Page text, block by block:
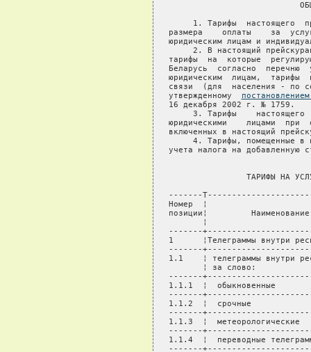
1. Тарифы  настоящего
размера    оплаты    за
юридическим лицам и
2. В настоящий
тарифы  на  которые
Беларусь  согласно  перечню
юридическим  лицам,  тарифы
связи  (для  населения - по
утвержденному